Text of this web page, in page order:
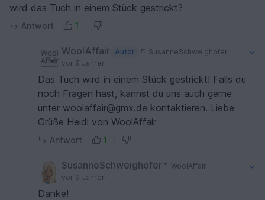
wird das Tuch in einem Stück gestrickt?
Antwort 1
WoolAffair Autor
SusanneSchweighofer
vor 9 Jahren
Das Tuch wird in einem Stück gestrickt! Falls du
noch Fragen hast, kannst du uns auch gerne
unter woolaffair@gmx.de kontaktieren. Liebe
Grüße Heidi von WoolAffair
Antwort 1
SusanneSchweighofer
WoolAffair
vor 9 Jahren
Danke!